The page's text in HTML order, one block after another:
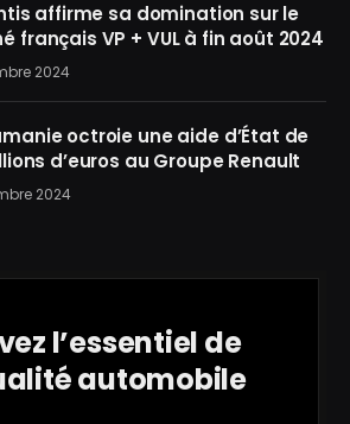
affirme sa domination sur le
français VP + VUL à fin août 2024
2024
octroie une aide d’État de
d’euros au Groupe Renault
2024
l’essentiel de
automobile